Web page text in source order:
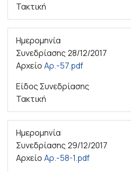
Τακτική
Ημερομηνία
Συνεδρίασης 28/12/2017
Αρχείο Αρ.-57.pdf
Είδος Συνεδρίασης
Τακτική
Ημερομηνία
Συνεδρίασης 29/12/2017
Αρχείο Αρ.-58-1.pdf